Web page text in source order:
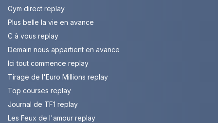
Gym direct replay
Plus belle la vie en avance
C à vous replay
Demain nous appartient en avance
Ici tout commence replay
Tirage de l'Euro Millions replay
Top courses replay
Journal de TF1 replay
Les Feux de l'amour replay